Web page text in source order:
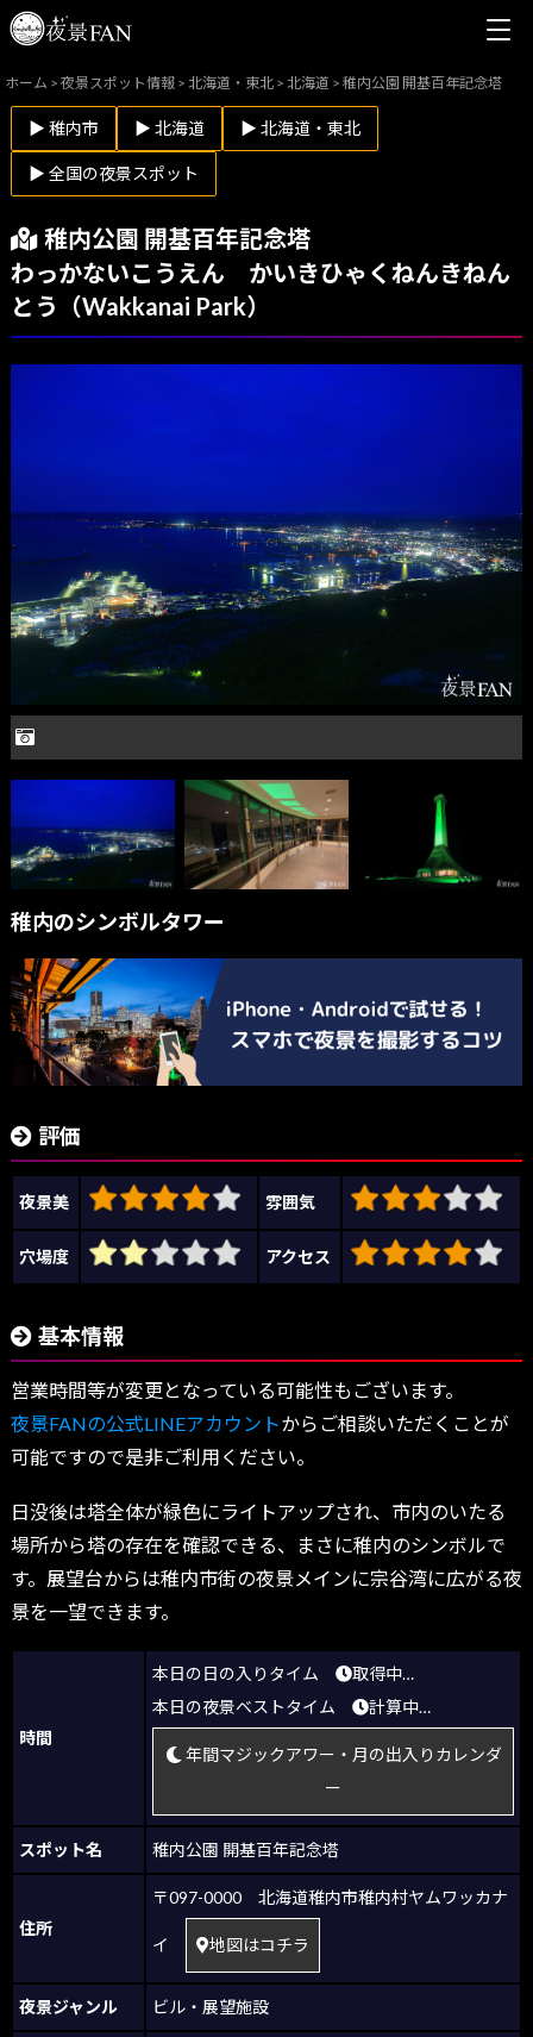
ホーム >夜景スポット情報 > 北海道・東北 > 北海道 >稚内公園 開基百年記念塔
▶ 稚内市 ▶ 北海道 ▶ 北海道・東北
▶ 全国の夜景スポット
稚内公園 開基百年記念塔
わっかないこうえん かいきひゃくねんきねん
とう（Wakkanai Park）
稚内のシンボルタワー
評価
夜景美 雰囲気
穴場度 アクセス
基本情報
営業時間等が変更となっている可能性もございます。
夜景FANの公式LINEアカウントからご相談いただくことが
可能ですので是非ご利用ください。
日没後は塔全体が緑色にライトアップされ、市内のいたる
場所から塔の存在を確認できる、まさに稚内のシンボルで
す。展望台からは稚内市街の夜景メインに宗谷湾に広がる夜
景を一望できます。
時間
本日の日の入りタイム
取得中…
本日の夜景ベストタイム
計算中…
年間マジックアワー・月の出入りカレンダ
ー
スポット名 稚内公園 開基百年記念塔
住所
〒097-0000 北海道稚内市稚内村ヤムワッカナ
イ 地図はコチラ
夜景ジャンル ビル・展望施設